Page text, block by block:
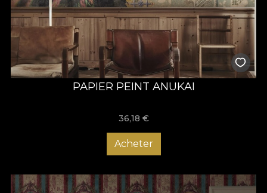
PAPIER PEINT ANUKAI
36,18 €
Acheter